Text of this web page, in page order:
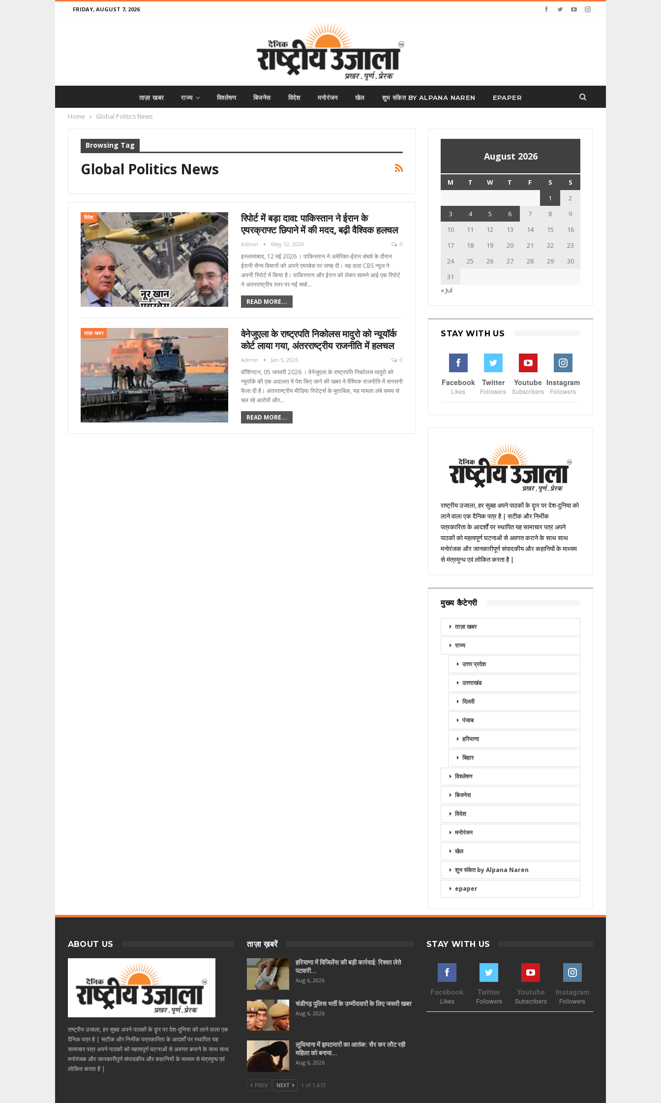
FRIDAY, AUGUST 7, 2026
ताज़ा खबर राज्य विश्लेषण बिजनेस विदेश मनोरंजन खेल शुभ संकेत BY ALPANA NAREN EPAPER
Home Global Politics News
Browsing Tag
Global Politics News
विदेश
रिपोर्ट में बड़ा दावा: पाकिस्तान ने ईरान के
एयरक्राफ्ट छिपाने में की मदद, बढ़ी वैश्विक हलचल
Admin May 12, 2026 0
इस्लामाबाद, 12 मई 2026 । पाकिस्तान ने अमेरिका-ईरान संघर्ष के दौरान
ईरानी सैन्य विमानों को अपने एयरबेस पर जगह दी। यह दावा CBS न्यूज ने
अपनी रिपोर्ट में किया है। पाकिस्तान और ईरान को लेकर सामने आई एक रिपोर्ट
ने अंतरराष्ट्रीय स्तर पर नई चर्चा…
READ MORE...
ताज़ा खबर
वेनेजुएला के राष्ट्रपति निकोलस मादुरो को न्यूयॉर्क
कोर्ट लाया गया, अंतरराष्ट्रीय राजनीति में हलचल
Admin Jan 5, 2026 0
वॉशिंगटन, 05 जनवरी 2026 । वेनेजुएला के राष्ट्रपति निकोलस मादुरो को
न्यूयॉर्क की एक अदालत में पेश किए जाने की खबर ने वैश्विक राजनीति में सनसनी
फैला दी है। अंतरराष्ट्रीय मीडिया रिपोर्ट्स के मुताबिक, यह मामला लंबे समय से
चल रहे आरोपों और…
READ MORE...
August 2026
M T W T F S
S
1
2
3
4 5 6 7 8
9
10
11 12 13 14 15
16
17
18 19 20 21 22
23
24
25 26 27 28 29
30
31
« Jul
STAY WITH US
Facebook
Likes
Twitter
Followers
Youtube
Subscribers
Instagram
Followers
राष्ट्रीय उजाला, हर सुबह अपने पाठकों के दॄार पर देश-दुनिया को
लाने वाला एक दैनिक पत्र है | सटीक और निभींक
पत्रकारिता के आदर्शों पर स्थापित यह सामाचार पत्र अपने
पाठकों को महत्वपूर्ण घटनाओं से अवगत कराने के साथ साथ
मनोरंजक और जानकारीपूर्ण संपादकीय और कहानियों के माध्यम
से मंत्रमुग्ध एवं लोकित करता है |
मुख्य कैटेगरी
ताज़ा खबर
राज्य
उत्तर प्रदेश
उत्तराखंड
दिल्ली
पंजाब
हरियाणा
बिहार
विश्लेषण
बिजनेस
विदेश
मनोरंजन
खेल
शुभ संकेत by Alpana Naren
epaper
ABOUT US
राष्ट्रीय उजाला, हर सुबह अपने पाठकों के दॄार पर देश-दुनिया को लाने वाला एक
दैनिक पत्र है | सटीक और निभींक पत्रकारिता के आदर्शों पर स्थापित यह
सामाचार पत्र अपने पाठकों को महत्वपूर्ण घटनाओं से अवगत कराने के साथ साथ
मनोरंजक और जानकारीपूर्ण संपादकीय और कहानियों के माध्यम से मंत्रमुग्ध एवं
लोकित करता है |
ताज़ा ख़बरें
हरियाणा में विजिलेंस की बड़ी कार्रवाई: रिश्वत लेते
पटवारी…
Aug 6, 2026
चंडीगढ़ पुलिस भर्ती के उम्मीदवारों के लिए जरूरी खबर
Aug 6, 2026
लुधियाना में झपटमारों का आतंक: सैर कर लौट रही
महिला को बनाया…
Aug 6, 2026
PREV NEXT 1 of 1,673
STAY WITH US
Facebook
Likes
Twitter
Followers
Youtube
Subscribers
Instagram
Followers